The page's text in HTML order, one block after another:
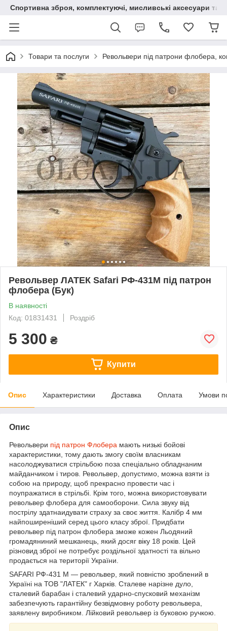
Спортивна зброя, комплектуючі, мисливські аксесуари та
Товари та послуги Револьвери під патрони флобера,
Револьвер ЛАТЕК Safari РФ-431М під патрон
флобера (Бук)
В наявності
Код: 01831431
Роздріб
5 300 ₴
Купити
Опис Характеристики Доставка Оплата Умови
Опис
Револьвери під патрон Флобера мають низькі бойові
характеристики, тому дають змогу своїм власникам
насолоджуватися стрільбою поза спеціально обладнаним
майданчиком і тиров. Револьвер, допустимо, можна взяти із
собою на природу, щоб прекрасно провести час і
поупражатися в стрільбі. Крім того, можна використовувати
револьвер флобера для самооборони. Сила звуку від
пострілу здатнаидувати страху за своє життя. Калібр 4 мм
найпоширеніший серед цього класу зброї. Придбати
револьвер під патрон флобера зможе кожен Льодяний
громадяниний мешканець, який досяг віку 18 років. Цей
різновид зброї не потребує роздільної здатності та вільно
продається на території України.
SAFARI РФ-431 М — револьвер, який повністю зроблений в
Україні на ТОВ "ЛАТЕК" г Харків. Сталеве нарізне дуло,
сталевий барабан і сталевий ударно-спусковий механізм
забезпечують гарантійну безвідмовну роботу револьвера,
заявлену виробником. Лійковий револьвер із буковою ручкою.